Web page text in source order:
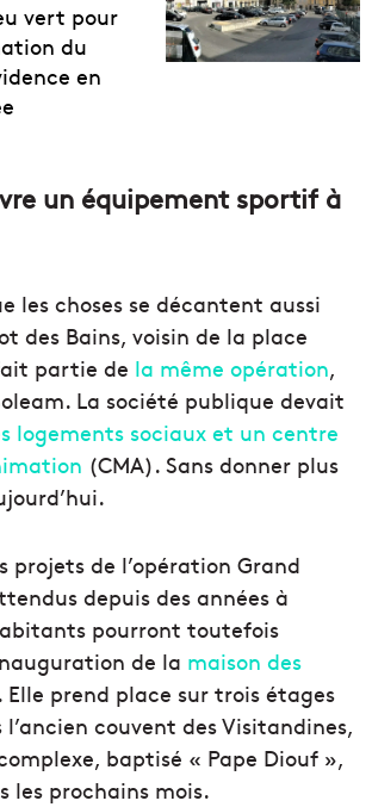
vert pour
du
en
un équipement sportif à
les choses se décantent aussi
des Bains, voisin de la place
partie de la même opération,
La société publique devait
logements sociaux et un centre
(CMA). Sans donner plus
projets de l’opération Grand
depuis des années à
pourront toutefois
de la maison des
Elle prend place sur trois étages
l’ancien couvent des Visitandines,
baptisé « Pape Diouf »,
les prochains mois.